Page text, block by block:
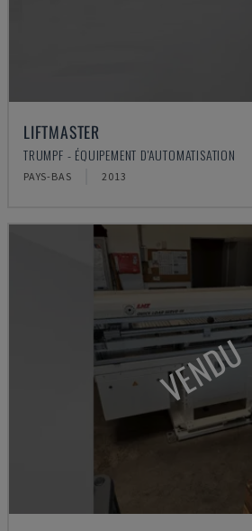
LIFTMASTER
TRUMPF - ÉQUIPEMENT D'AUTOMATISATION
PAYS-BAS 2013
VENDU